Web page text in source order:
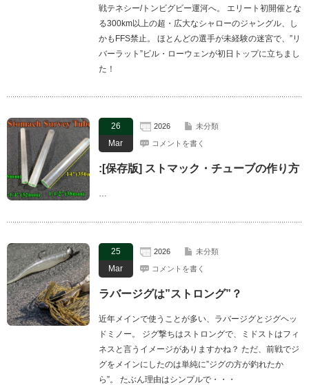
戦テネシー/トンビグビー運河へ。 エリート初開催とな
る300km以上の超・広大なシャローのジャングル、し
かもFFS禁止。 ほとんどの選手が未経験の迷宮で、”リ
バーラット”ビル・ローウェンが初日トップに立ちまし
た！
26
Mar
2026 未分類
コメントを書く
:[保存版] ストマック・チューブの作り方
…
25
Mar
2026 未分類
コメントを書く
ラバージグは”ストロング”？
近年メインで使うことが多い、ラバージグとジグヘッ
ドミノー。 ジグ撃ちはストロングで、ミドストはフィ
ネスと言うイメージがありますかね？ ただ、前戦でジ
グをメインにしたのは単純に”ジグの方が釣れたか
ら”。 たぶん理由はシンプルで・・・